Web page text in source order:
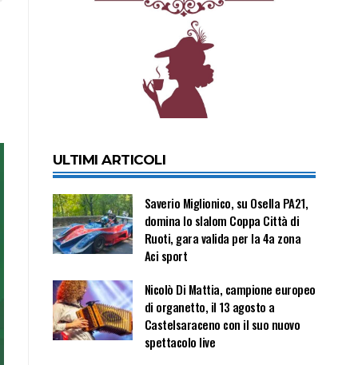
ULTIMI ARTICOLI
Saverio Miglionico, su Osella PA21,
domina lo slalom Coppa Città di
Ruoti, gara valida per la 4a zona
Aci sport
Nicolò Di Mattia, campione europeo
di organetto, il 13 agosto a
Castelsaraceno con il suo nuovo
spettacolo live